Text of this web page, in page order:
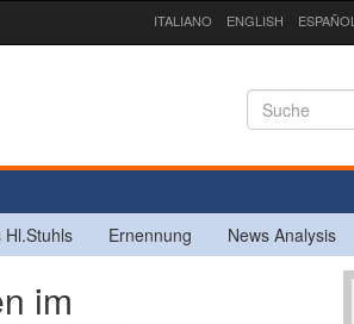
ITALIANO ENGLISH ESPAÑOL
Hl.Stuhls Ernennung News Analysis
im